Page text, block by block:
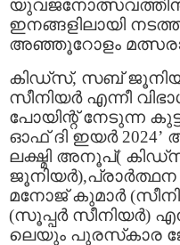
ഇനങ്ങളിലായി
അഞ്ഞൂറോളം
കിഡ്സ്, സബ്
സീനിയർ എന്നീ
പോയിന്റ് നേടുന്ന
ഓഫ് ദി ഇയർ
ലക്ഷ്മി അനൂപ്(
ജൂനിയർ),പ്രാർത്ഥന
മനോജ് കുമാർ
(സൂപ്പർ സീനിയർ)
ലെയും പുരസ്‌കാര